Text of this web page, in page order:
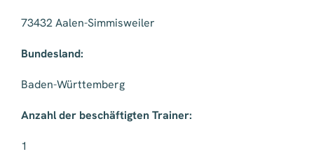
73432 Aalen-Simmisweiler
Bundesland:
Baden-Württemberg
Anzahl der beschäftigten Trainer:
1